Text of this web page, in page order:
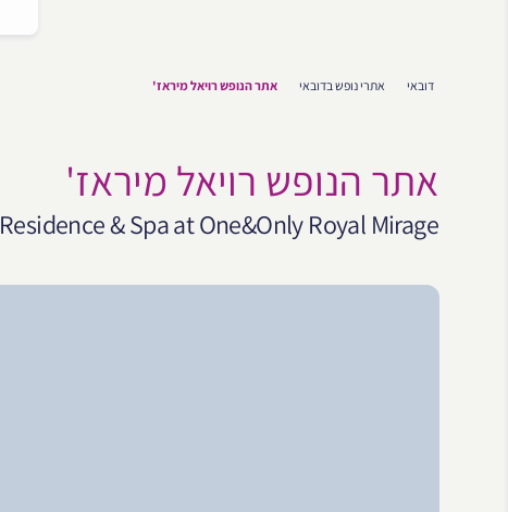
דובאי אתרי נופש בדובאי אתר הנופש רויאל מיראז'
אתר הנופש רויאל מיראז'
Residence & Spa at One&Only Royal Mirage